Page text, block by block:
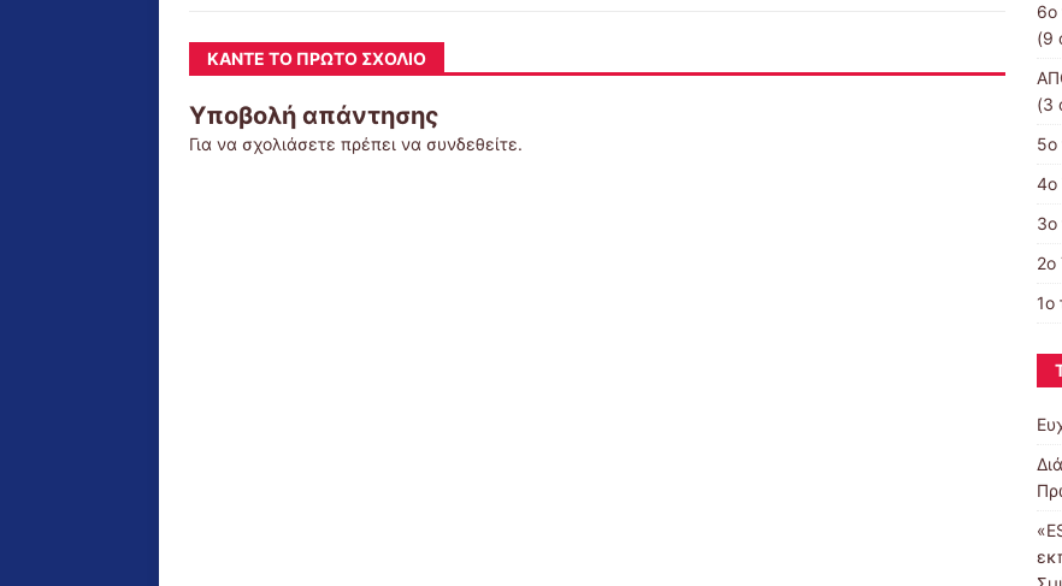
ΚΆΝΤΕ ΤΟ ΠΡΏΤΟ ΣΧΌΛΙΟ
Υποβολή απάντησης
Για να σχολιάσετε πρέπει να συνδεθείτε.
6o
(9
(3
5ο
4o
3ο
2ο
1ο